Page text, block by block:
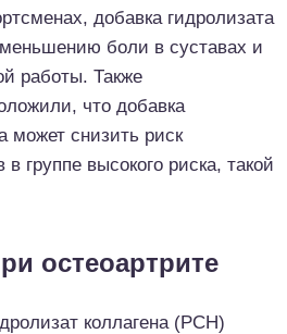
добавка гидролизата
боли в суставах и
работы. Также
что добавка
может снизить риск
группе высокого риска, такой
остеоартрите
коллагена (PCH)